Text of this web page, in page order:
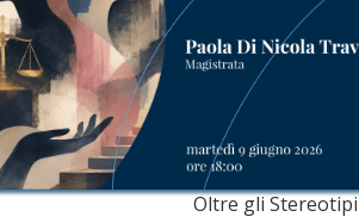
Oltre gli Stereotipi